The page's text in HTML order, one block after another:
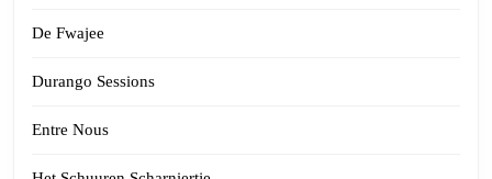
De Fwajee
Durango Sessions
Entre Nous